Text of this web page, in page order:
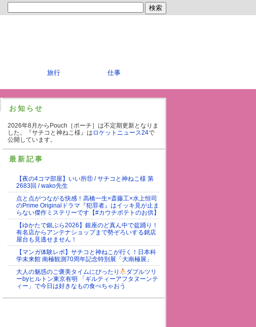
旅行 仕事
お知らせ
2026年8月からPouch［ポーチ］は不定期更新となりま
した。『サチコと神ねこ様』は ロケットニュース24で
公開しています。
最新記事
【夜の4コマ部屋】いい所⑪ / サチコと神ねこ様 第
2683回 / wako先生
点と点がつながる快感！高橋一生×斎藤工×水上恒司
のPrime Originalドラマ『犯罪者』はイッキ見が止ま
らない傑作ミステリーです【#カウチポテトのお供】
【ゆかたで銀ぶら2026】銀座のど真ん中で盆踊り！
有名店からアンテナショップまで勢ぞろいする銘店
屋台も見逃せません！
【マンガ体験レポ】サチコと神ねこが行く！日本科
学未来館 南極観測70周年記念特別展「大南極展」
大人の魅惑のご褒美タイムにぴったり
ダブルツリ
ーbyヒルトン東京有明 「ギルティーアフタヌーンテ
ィー」で今日は好きなもの食べちゃおう